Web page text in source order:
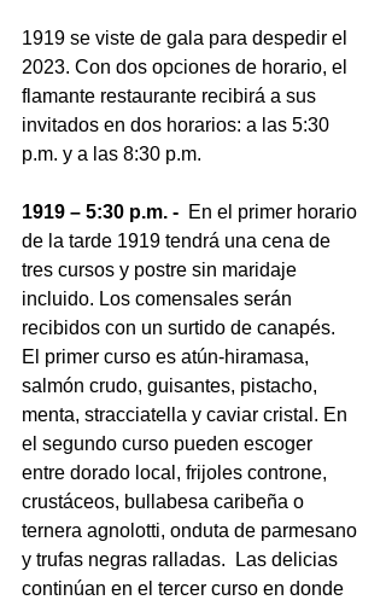
1919 se viste de gala para despedir el
2023. Con dos opciones de horario, el
flamante restaurante recibirá a sus
invitados en dos horarios: a las 5:30
p.m. y a las 8:30 p.m.
1919 – 5:30 p.m. - En el primer horario
de la tarde 1919 tendrá una cena de
tres cursos y postre sin maridaje
incluido. Los comensales serán
recibidos con un surtido de canapés.
El primer curso es atún-hiramasa,
salmón crudo, guisantes, pistacho,
menta, stracciatella y caviar cristal. En
el segundo curso pueden escoger
entre dorado local, frijoles controne,
crustáceos, bullabesa caribeña o
ternera agnolotti, onduta de parmesano
y trufas negras ralladas.  Las delicias
continúan en el tercer curso en donde